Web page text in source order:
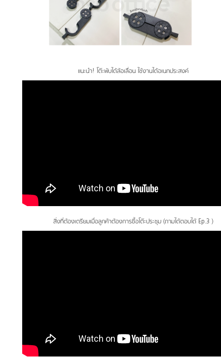
แนะนำ! โต๊ะพับได้ล้อเลื่อน ใช้งานได้อเนกประสงค์
สิ่งที่ต้องเตรียมเมื่อลูกค้าต้องการซื้อโต๊ะประชุม (ถามได้ตอบได้ Ep.3 )